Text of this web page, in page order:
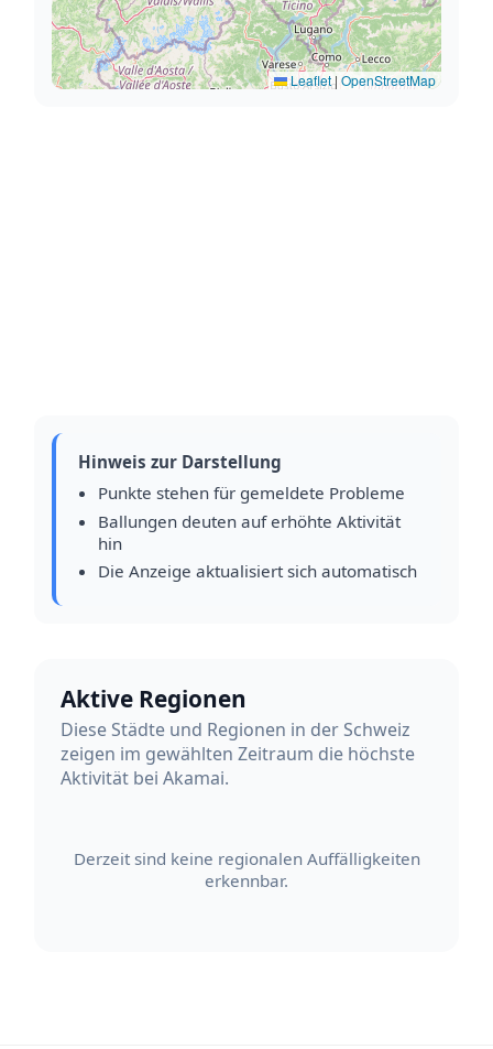
Leaflet| OpenStreetMap
Hinweis zur Darstellung
Punkte stehen für gemeldete Probleme
Ballungen deuten auf erhöhte Aktivität
hin
Die Anzeige aktualisiert sich automatisch
Aktive Regionen
Diese Städte und Regionen in der Schweiz
zeigen im gewählten Zeitraum die höchste
Aktivität bei Akamai.
Derzeit sind keine regionalen Auffälligkeiten
erkennbar.